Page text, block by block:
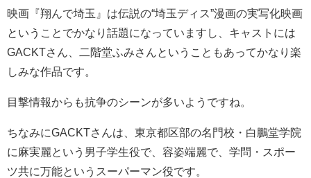
映画『翔んで埼玉』は伝説の“埼玉ディス”漫画の実写化映画
ということでかなり話題になっていますし、キャストには
GACKTさん、二階堂ふみさんということもあってかなり楽
しみな作品です。
目撃情報からも抗争のシーンが多いようですね。
ちなみにGACKTさんは、東京都区部の名門校・白鵬堂学院
に麻実麗という男子学生役で、容姿端麗で、学問・スポー
ツ共に万能というスーパーマン役です。